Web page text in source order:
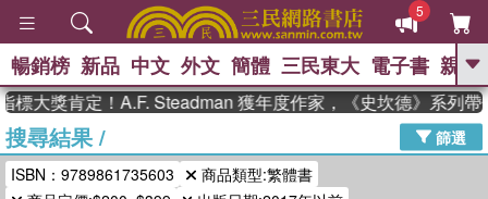
5
GO
The Odyssey 、
父親節 、 如果歷史是一群喵 、 暑期
推薦 、 國際布克獎 臺灣漫遊錄
暢銷榜 新品 中文 外文 簡體 三民東大 電子書 親子
標大獎肯定！A.F. Steadman 獲年度作家，《史坎德》系列帶
搜尋結果/
篩選
ISBN：9789861735603
商品類型:繁體書